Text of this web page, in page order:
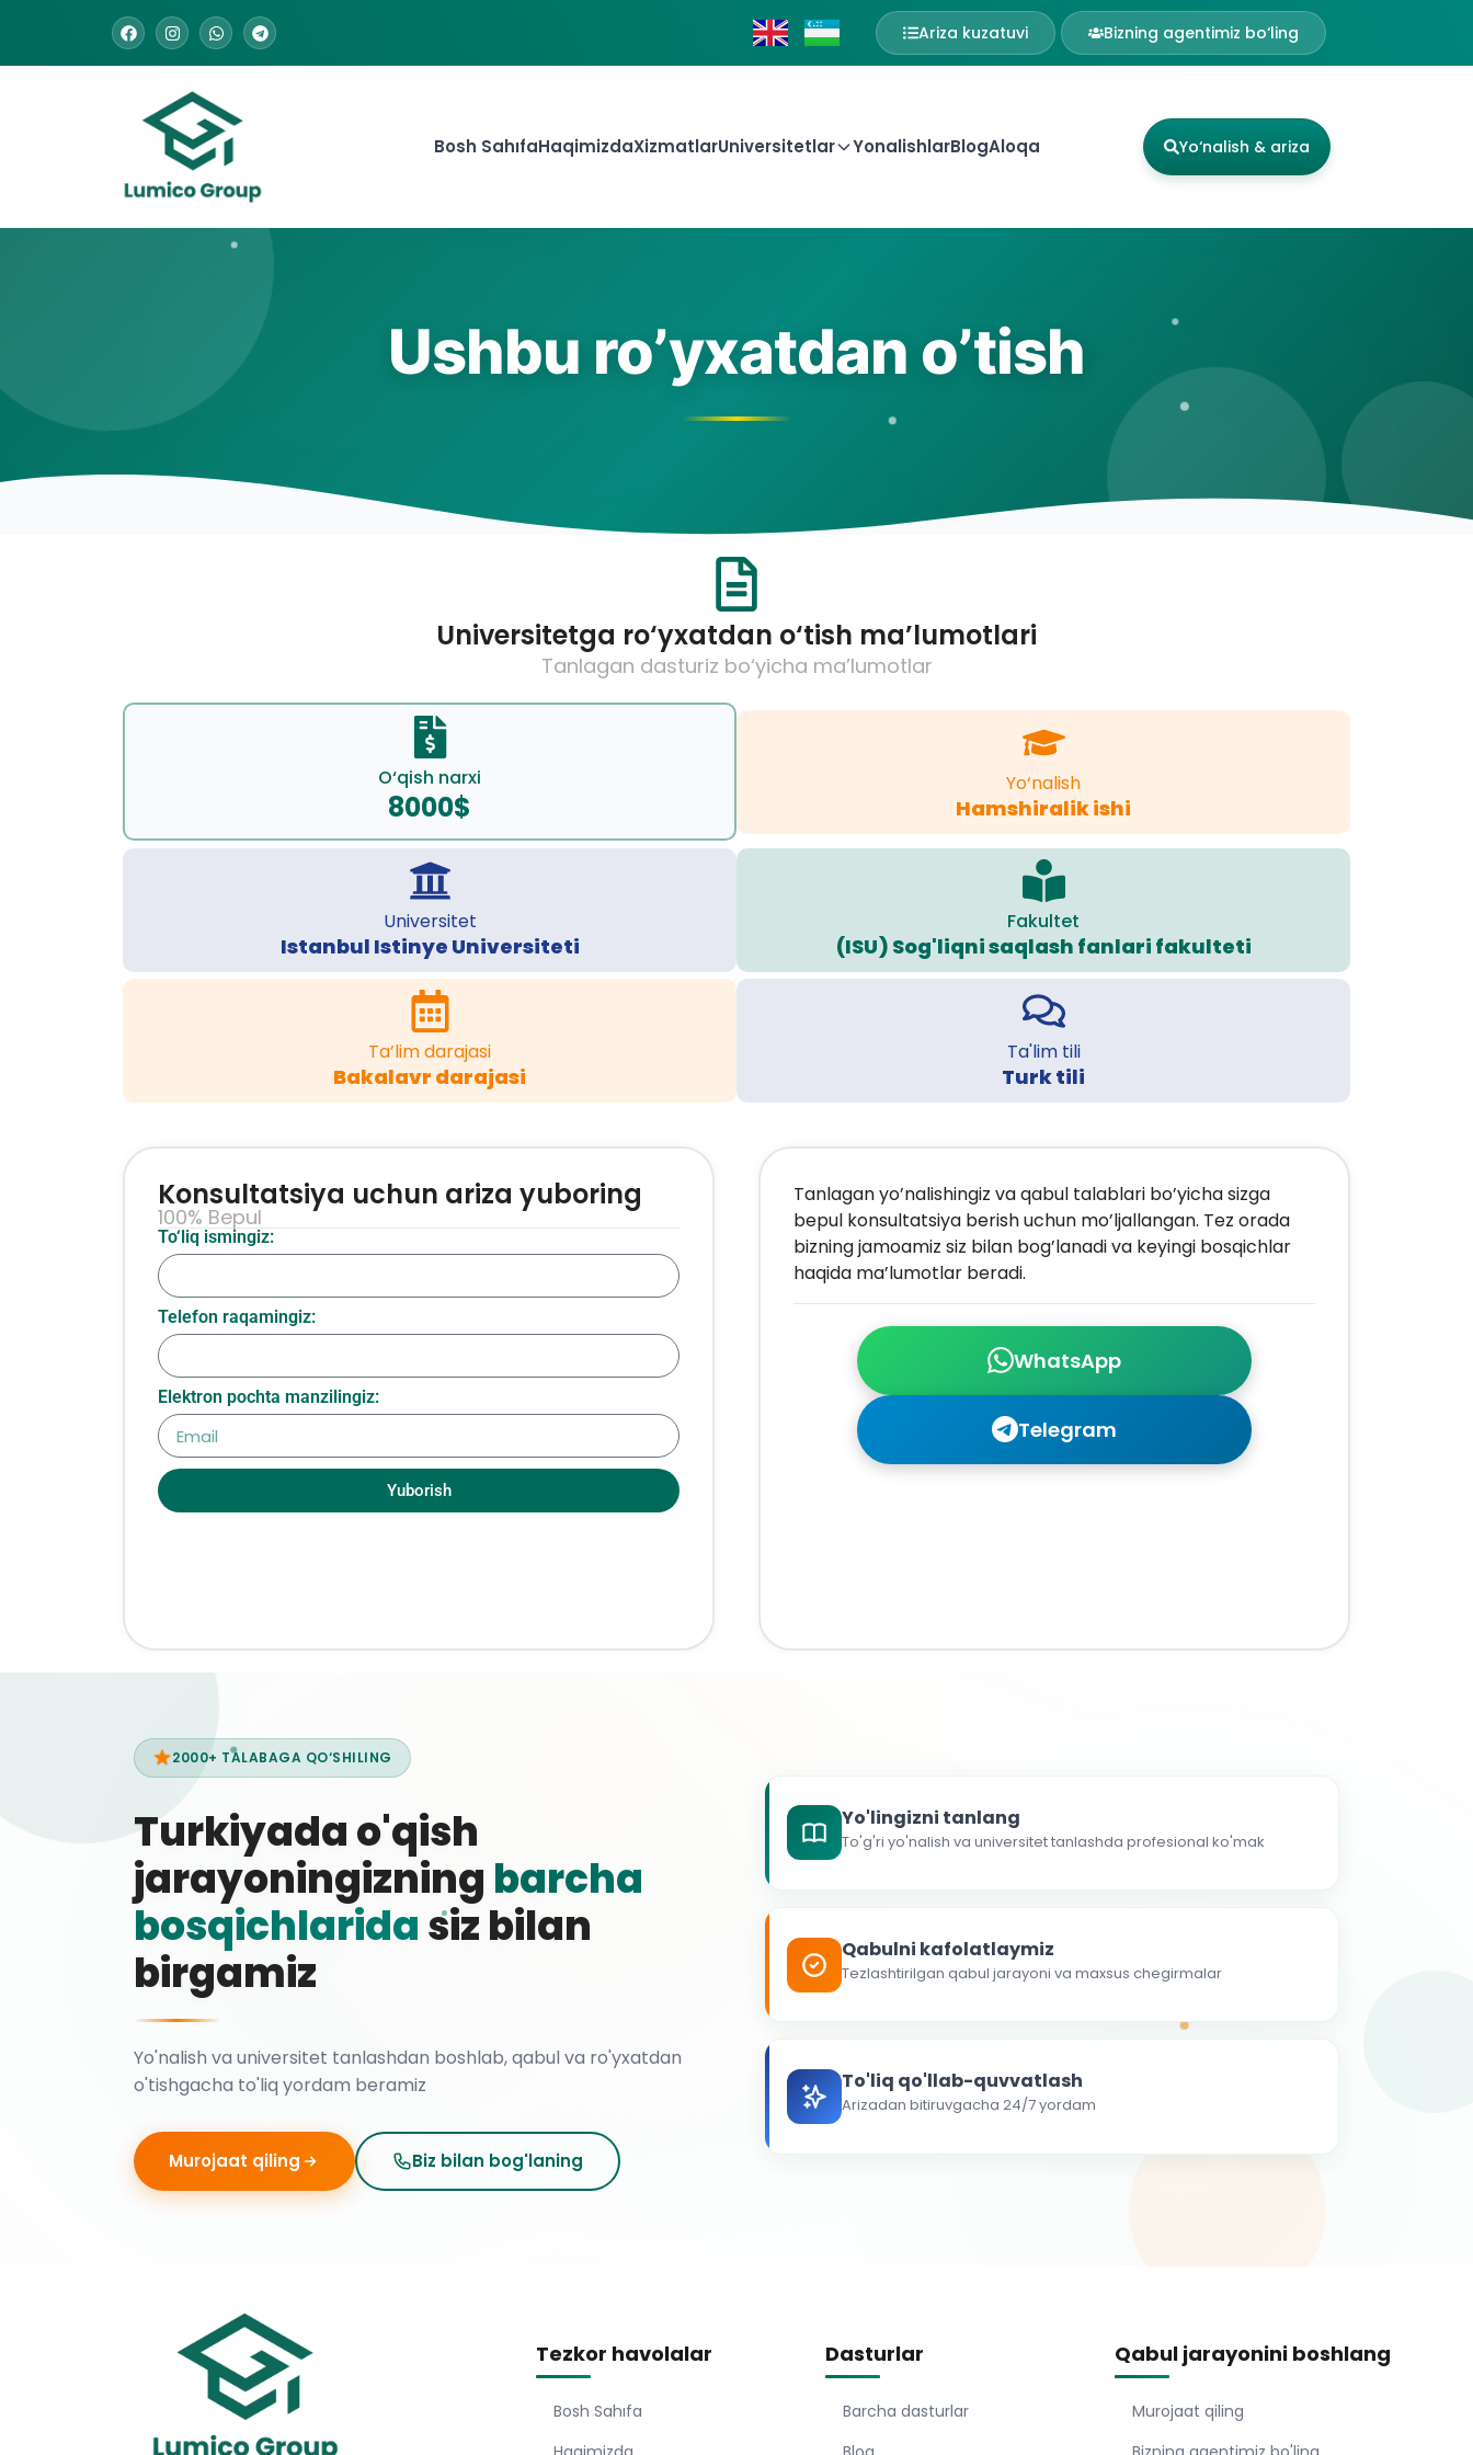
Ariza kuzatuvi Bizning agentimiz bo‘ling
Bosh SahıfaHaqimizdaXizmatlarUniversitetlar YonalishlarBlogAloqa Yo‘nalish & ariza
Ushbu ro’yxatdan o’tish
Universitetga ro‘yxatdan o‘tish ma’lumotlari
Tanlagan dasturiz bo‘yicha ma’lumotlar
O‘qish narxi
8000$
Yo‘nalish
Hamshiralik ishi
Universitet
Istanbul Istinye Universiteti
Fakultet
(ISU) Sog'liqni saqlash fanlari fakulteti
Ta’lim darajasi
Bakalavr darajasi
Ta'lim tili
Turk tili
WhatsApp
Telegram
Tanlagan yo’nalishingiz va qabul talablari bo’yicha sizga
bepul konsultatsiya berish uchun mo’ljallangan. Tez orada
bizning jamoamiz siz bilan bog’lanadi va keyingi bosqichlar
haqida ma’lumotlar beradi.
To‘liq ismingiz:
Telefon raqamingiz:
Elektron pochta manzilingiz:
Yuborish
Konsultatsiya uchun ariza yuboring
100% Bepul
2000+ TALABAGA QO‘SHILING
Turkiyada o'qish
jarayoningizning barcha
bosqichlaridasiz bilan
birgamiz
Yo'nalish va universitet tanlashdan boshlab, qabul va ro'yxatdan
o'tishgacha to'liq yordam beramiz
Murojaat qiling Biz bilan bog'laning
Yo'lingizni tanlang
To'g'ri yo'nalish va universitet tanlashda profesional ko'mak
Qabulni kafolatlaymiz
Tezlashtirilgan qabul jarayoni va maxsus chegirmalar
To'liq qo'llab-quvvatlash
Arizadan bitiruvgacha 24/7 yordam
Tezkor havolalar
Bosh Sahıfa
Dasturlar
Barcha dasturlar
Qabul jarayonini boshlang
Murojaat qiling